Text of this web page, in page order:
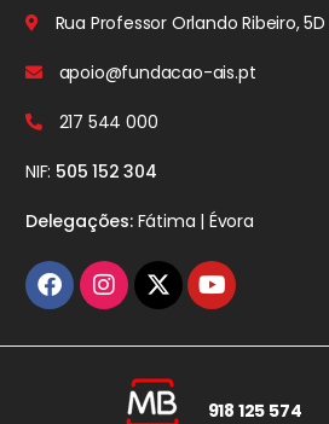
Rua Professor Orlando Ribeiro, 5D
apoio@fundacao-ais.pt
217 544 000
NIF: 505 152 304
Delegações:Fátima | Évora
918 125 574